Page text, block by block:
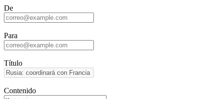
De
Para
Título
Contenido